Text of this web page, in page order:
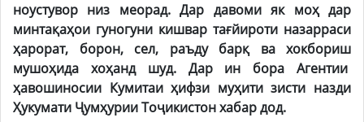
ноустувор низ меорад. Дар давоми як моҳ дар
минтақаҳои гуногуни кишвар тағйироти назарраси
ҳарорат, борон, сел, раъду барқ ва хокбориш
мушоҳида хоҳанд шуд. Дар ин бора Агентии
ҳавошиносии Кумитаи ҳифзи муҳити зисти назди
Ҳукумати Ҷумҳурии Тоҷикистон хабар дод.